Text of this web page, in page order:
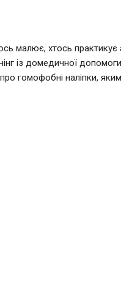
малює, хтось практикує
із домедичної
гомофобні наліпки,